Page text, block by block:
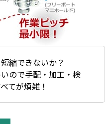
縮できないか？
ので手配・加工・検
てが煩雑！